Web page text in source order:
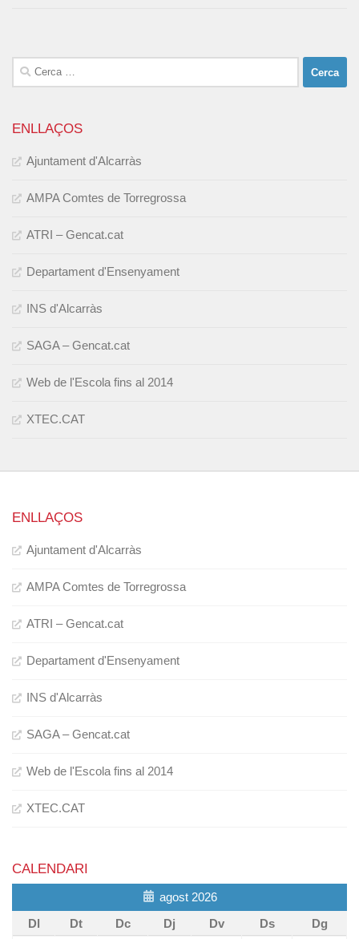
Cerca:
ENLLAÇOS
Ajuntament d'Alcarràs
AMPA Comtes de Torregrossa
ATRI – Gencat.cat
Departament d'Ensenyament
INS d'Alcarràs
SAGA – Gencat.cat
Web de l'Escola fins al 2014
XTEC.CAT
ENLLAÇOS
Ajuntament d'Alcarràs
AMPA Comtes de Torregrossa
ATRI – Gencat.cat
Departament d'Ensenyament
INS d'Alcarràs
SAGA – Gencat.cat
Web de l'Escola fins al 2014
XTEC.CAT
CALENDARI
agost 2026
Dl
Dt Dc Dj Dv Ds Dg